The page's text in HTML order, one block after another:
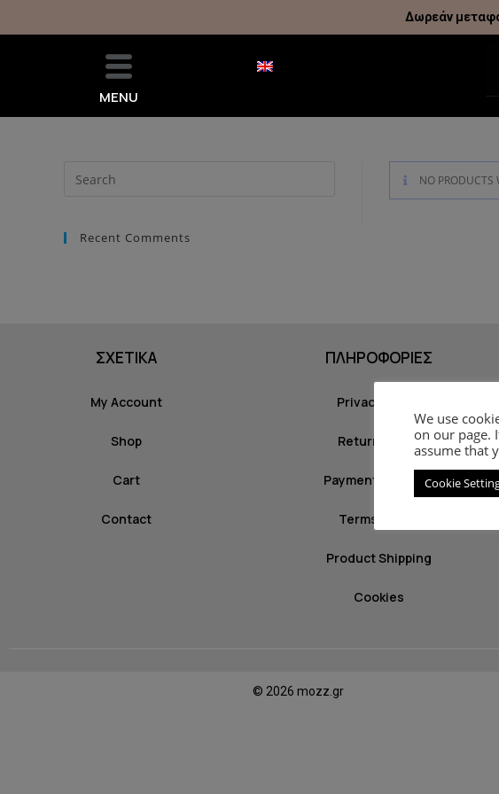
Δωρεάν
MENU
NO PRODUCTS
Recent Comments
ΣΧΕΤΙΚΑ
My Account
Shop
Cart
Contact
ΠΛΗΡΟΦΟΡΙΕΣ
Privacy Policy
Return Policy
Payment Methods
Terms of Use
Product Shipping
Cookies
© 2026 mozz.gr
We use
on our page.
assume that
Cookie